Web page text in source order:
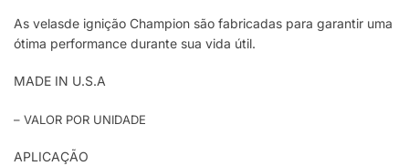
As velasde ignição Champion são fabricadas para garantir uma
ótima performance durante sua vida útil.
MADE IN U.S.A
– VALOR POR UNIDADE
APLICAÇÃO